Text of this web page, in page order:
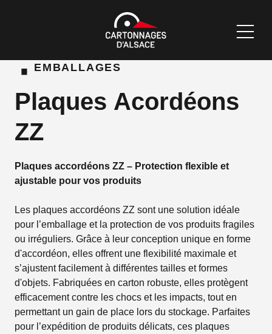
·EMBALLAGES
Plaques Acordéons
ZZ
Plaques accordéons ZZ – Protection flexible et
ajustable pour vos produits
Les plaques accordéons ZZ sont une solution idéale
pour l’emballage et la protection de vos produits fragiles
ou irréguliers. Grâce à leur conception unique en forme
d'accordéon, elles offrent une flexibilité maximale et
s’ajustent facilement à différentes tailles et formes
d'objets. Fabriquées en carton robuste, elles protègent
efficacement contre les chocs et les impacts, tout en
permettant un gain de place lors du stockage. Parfaites
pour l’expédition de produits délicats, ces plaques